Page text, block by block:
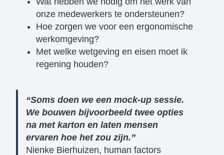
onze medewerkers te ondersteunen?
Hoe zorgen we voor een ergonomische
werkomgeving?
Met welke wetgeving en eisen moet ik
regening houden?
“Soms doen we een mock-up sessie.
We bouwen bijvoorbeeld twee opties
na met karton en laten mensen
ervaren hoe het zou zijn.”
Nienke Bierhuizen, human factors